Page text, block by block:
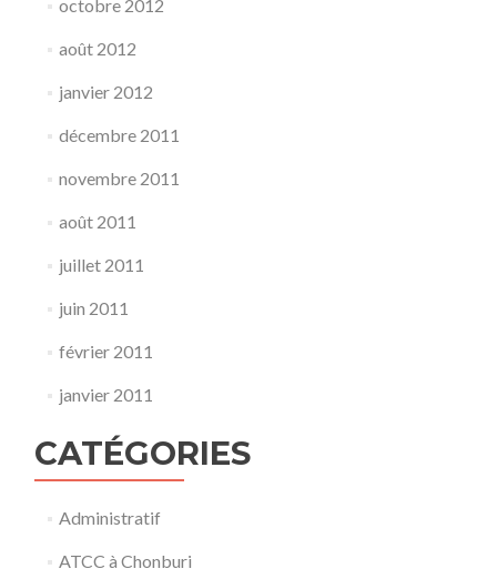
octobre 2012
août 2012
janvier 2012
décembre 2011
novembre 2011
août 2011
juillet 2011
juin 2011
février 2011
janvier 2011
CATÉGORIES
Administratif
ATCC à Chonburi